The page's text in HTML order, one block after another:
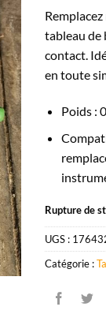
tableau de
contact.
en toute
Poids :
Rupture de
UGS :
Catégorie :